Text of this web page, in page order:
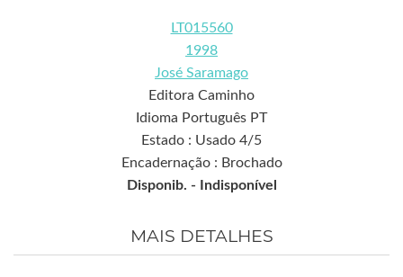
LT015560
1998
José Saramago
Editora Caminho
Idioma Português PT
Estado : Usado 4/5
Encadernação : Brochado
Disponib. -
Indisponível
MAIS DETALHES